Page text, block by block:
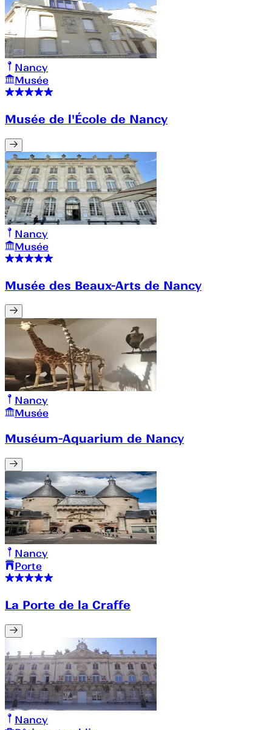
Nancy
Musée
Musée de l'École de Nancy
Nancy
Musée
Musée des Beaux-Arts de Nancy
Nancy
Musée
Muséum-Aquarium de Nancy
Nancy
Porte
La Porte de la Craffe
Nancy